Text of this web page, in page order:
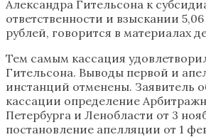
Александра Гительсона к
ответственности и взыскании
рублей, говорится в материалах
Тем самым кассация
Гительсона. Выводы первой и
инстанций отменены. Заявитель
кассации определение
Петербурга и Ленобласти от 3
постановление апелляции от 1